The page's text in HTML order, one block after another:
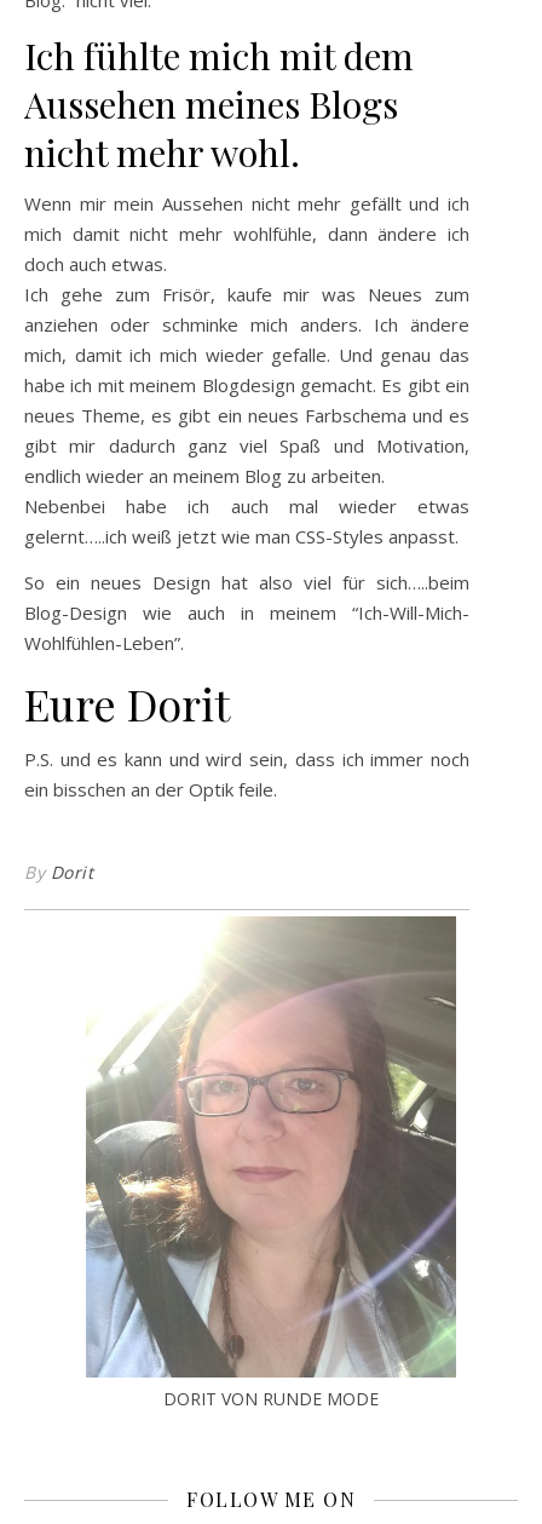
Ich fühlte mich mit dem
Aussehen meines Blogs
nicht mehr wohl.
Wenn mir mein Aussehen nicht mehr gefällt und ich
mich damit nicht mehr wohlfühle, dann ändere ich
doch auch etwas.
Ich gehe zum Frisör, kaufe mir was Neues zum
anziehen oder schminke mich anders. Ich ändere
mich, damit ich mich wieder gefalle. Und genau das
habe ich mit meinem Blogdesign gemacht. Es gibt ein
neues Theme, es gibt ein neues Farbschema und es
gibt mir dadurch ganz viel Spaß und Motivation,
endlich wieder an meinem Blog zu arbeiten.
Nebenbei habe ich auch mal wieder etwas
gelernt…..ich weiß jetzt wie man CSS-Styles anpasst.
So ein neues Design hat also viel für sich…..beim
Blog-Design wie auch in meinem “Ich-Will-Mich-
Wohlfühlen-Leben”.
Eure Dorit
P.S. und es kann und wird sein, dass ich immer noch
ein bisschen an der Optik feile.
By Dorit
DORIT VON RUNDE MODE
FOLLOW ME ON